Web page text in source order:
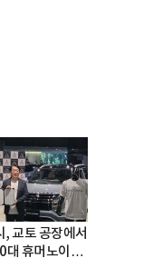
, 교토 공장에서
대 휴머노이드